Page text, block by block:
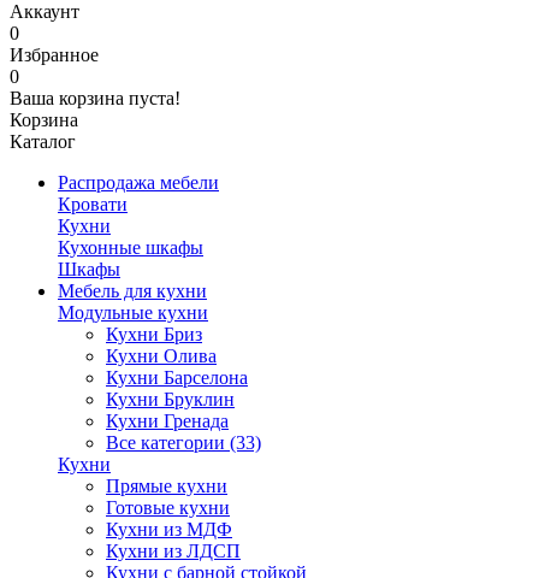
Аккаунт
0
Избранное
0
Ваша корзина пуста!
Корзина
Каталог
Распродажа мебели
Кровати
Кухни
Кухонные шкафы
Шкафы
Мебель для кухни
Модульные кухни
Кухни Бриз
Кухни Олива
Кухни Барселона
Кухни Бруклин
Кухни Гренада
Все категории (33)
Кухни
Прямые кухни
Готовые кухни
Кухни из МДФ
Кухни из ЛДСП
Кухни с барной стойкой